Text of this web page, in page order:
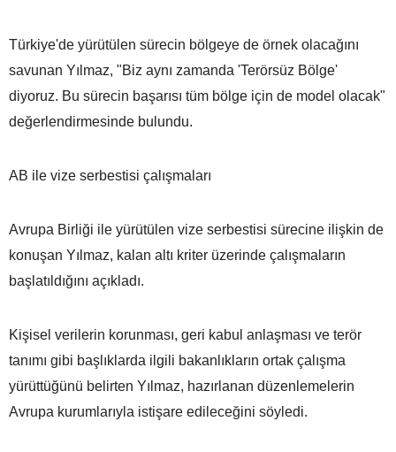
Türkiye'de yürütülen sürecin bölgeye de örnek olacağını
savunan Yılmaz, "Biz aynı zamanda 'Terörsüz Bölge'
diyoruz. Bu sürecin başarısı tüm bölge için de model olacak"
değerlendirmesinde bulundu.
AB ile vize serbestisi çalışmaları
Avrupa Birliği ile yürütülen vize serbestisi sürecine ilişkin de
konuşan Yılmaz, kalan altı kriter üzerinde çalışmaların
başlatıldığını açıkladı.
Kişisel verilerin korunması, geri kabul anlaşması ve terör
tanımı gibi başlıklarda ilgili bakanlıkların ortak çalışma
yürüttüğünü belirten Yılmaz, hazırlanan düzenlemelerin
Avrupa kurumlarıyla istişare edileceğini söyledi.